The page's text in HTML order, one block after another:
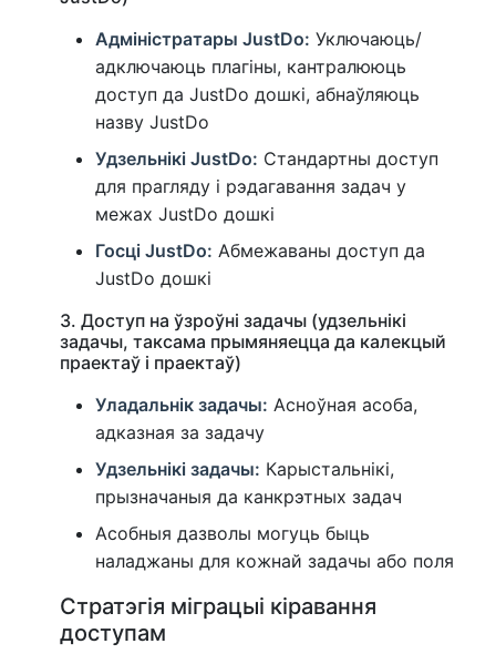
Адміністратары JustDo: Уключаюць/
адключаюць плагіны, кантралююць
доступ да JustDo дошкі, абнаўляюць
назву JustDo
Удзельнікі JustDo: Стандартны доступ
для прагляду і рэдагавання задач у
межах JustDo дошкі
Госці JustDo: Абмежаваны доступ да
JustDo дошкі
3. Доступ на ўзроўні задачы (удзельнікі
задачы, таксама прымяняецца да калекцый
праектаў і праектаў)
Уладальнік задачы: Асноўная асоба,
адказная за задачу
Удзельнікі задачы: Карыстальнікі,
прызначаныя да канкрэтных задач
Асобныя дазволы могуць быць
наладжаны для кожнай задачы або поля
Стратэгія міграцыі кіравання
доступам